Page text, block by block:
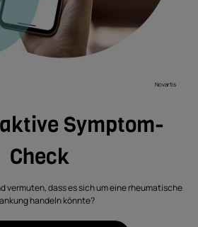
Novartis
Symptom-
Check
vermuten, dass es sich um eine rheumatische
handeln könnte?